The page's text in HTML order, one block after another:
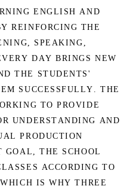
ENGLISH AND
REINFORCING THE
SPEAKING,
DAY BRINGS NEW
THE STUDENTS'
SUCCESSFULLY. THE
TO PROVIDE
UNDERSTANDING AND
PRODUCTION
THE SCHOOL
ACCORDING TO
IS WHY THREE